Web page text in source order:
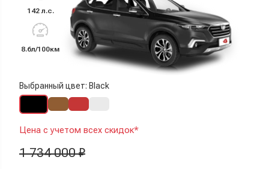
142 л.с.
8.6л/100км
Выбранный цвет: Black
Цена с учетом всех скидок*
1 734 000 ₽